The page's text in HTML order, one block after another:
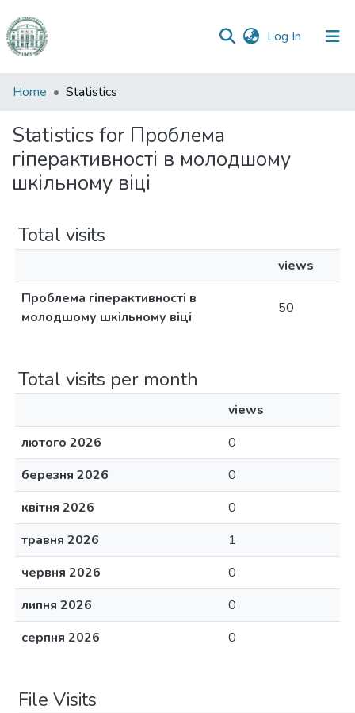
Log In (current)
Communities
Collections
All of DSpace
Home Statistics
Statistics for Проблема
гіперактивності в молодшому
шкільному віці
Total visits
views
Проблема гіперактивності в
молодшому шкільному віці
50
Total visits per month
views
лютого 2026
0
березня 2026
0
квітня 2026
0
травня 2026
1
червня 2026
0
липня 2026
0
серпня 2026
0
File Visits